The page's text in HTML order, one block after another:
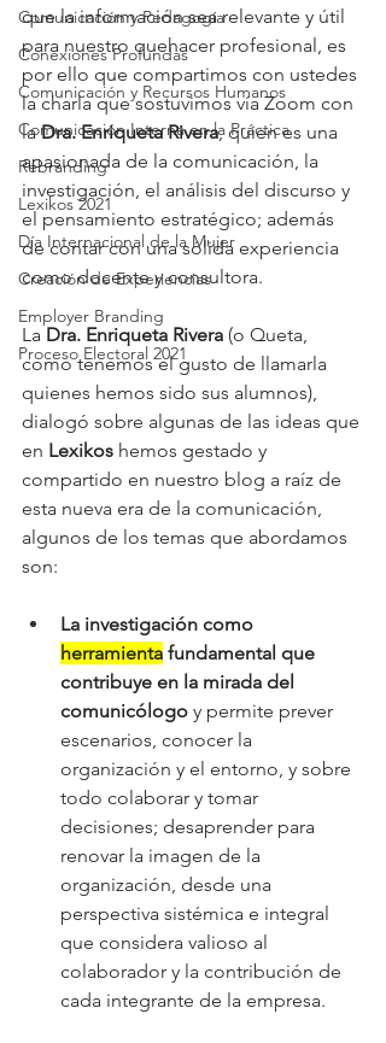
Comunicación y Pedagogía
Conexiones Profundas
Comunicación y Recursos Humanos
Comunicación Interna en la Práctica
Rebranding
Lexikos 2021
Día Internacional de la Mujer
Creación de Experiencias
Employer Branding
Proceso Electoral 2021
que la información sea relevante y útil
para nuestro quehacer profesional, es
por ello que compartimos con ustedes
la charla que sostuvimos vía Zoom con
la Dra. Enriqueta Rivera, quien es una
apasionada de la comunicación, la
investigación, el análisis del discurso y
el pensamiento estratégico; además
de contar con una sólida experiencia
como docente y consultora.
La Dra. Enriqueta Rivera (o Queta,
como tenemos el gusto de llamarla
quienes hemos sido sus alumnos),
dialogó sobre algunas de las ideas que
en Lexikos hemos gestado y
compartido en nuestro blog a raíz de
esta nueva era de la comunicación,
algunos de los temas que abordamos
son:
La investigación como
herramienta fundamental que
contribuye en la mirada del
comunicólogo y permite prever
escenarios, conocer la
organización y el entorno, y sobre
todo colaborar y tomar
decisiones; desaprender para
renovar la imagen de la
organización, desde una
perspectiva sistémica e integral
que considera valioso al
colaborador y la contribución de
cada integrante de la empresa.